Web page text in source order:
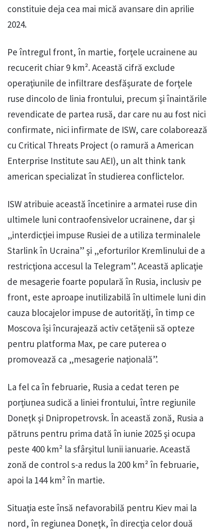
constituie deja cea mai mică avansare din aprilie
2024.
Pe întregul front, în martie, forţele ucrainene au
recucerit chiar 9 km². Această cifră exclude
operaţiunile de infiltrare desfăşurate de forţele
ruse dincolo de linia frontului, precum şi înaintările
revendicate de partea rusă, dar care nu au fost nici
confirmate, nici infirmate de ISW, care colaborează
cu Critical Threats Project (o ramură a American
Enterprise Institute sau AEI), un alt think tank
american specializat în studierea conflictelor.
ISW atribuie această încetinire a armatei ruse din
ultimele luni contraofensivelor ucrainene, dar şi
„interdicţiei impuse Rusiei de a utiliza terminalele
Starlink în Ucraina” şi „eforturilor Kremlinului de a
restricţiona accesul la Telegram”. Această aplicaţie
de mesagerie foarte populară în Rusia, inclusiv pe
front, este aproape inutilizabilă în ultimele luni din
cauza blocajelor impuse de autorităţi, în timp ce
Moscova îşi încurajează activ cetăţenii să opteze
pentru platforma Max, pe care puterea o
promovează ca „mesagerie naţională”.
La fel ca în februarie, Rusia a cedat teren pe
porţiunea sudică a liniei frontului, între regiunile
Doneţk şi Dnipropetrovsk. În această zonă, Rusia a
pătruns pentru prima dată în iunie 2025 şi ocupa
peste 400 km² la sfârşitul lunii ianuarie. Această
zonă de control s-a redus la 200 km² în februarie,
apoi la 144 km² în martie.
Situaţia este însă nefavorabilă pentru Kiev mai la
nord, în regiunea Doneţk, în direcţia celor două